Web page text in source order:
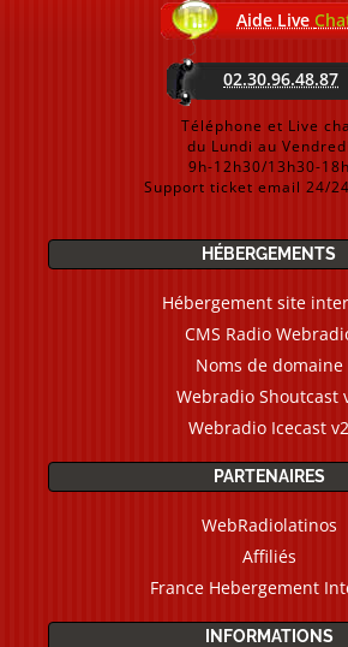
Aide Live
02.30.96.48.87
Téléphone et Live
du Lundi au Vendredi
9h-12h30/13h30-18h
Support ticket email 24/
HÉBERGEMENTS
Hébergement site
CMS Radio
Noms de domaine
Webradio Shoutcast
Webradio Icecast v2
PARTENAIRES
WebRadiolatinos
Affiliés
France Hebergement
INFORMATIONS